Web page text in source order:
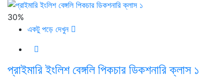
30%
একটু পড়ে দেখুন
প্রাইমারি ইংলিশ বেঙ্গলি পিকচার ডিকশনারি ক্লাস ১